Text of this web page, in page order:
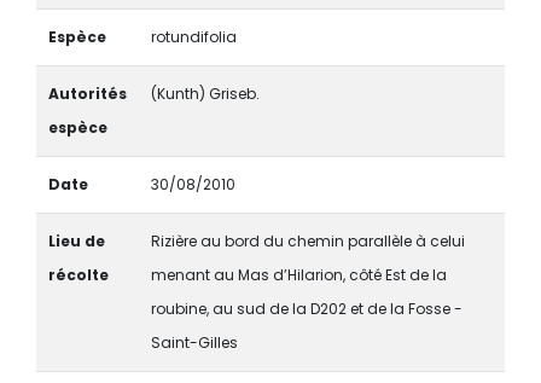
Espèce rotundifolia
Autorités
espèce
(Kunth) Griseb.
Date 30/08/2010
Lieu de
récolte
Rizière au bord du chemin parallèle à celui
menant au Mas d’Hilarion, côté Est de la
roubine, au sud de la D202 et de la Fosse -
Saint-Gilles